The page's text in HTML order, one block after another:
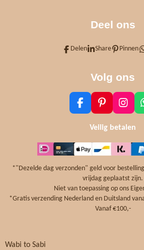
Deel ons
Delen Share Pinnen
Volg ons
F
a
b
o
P
i
n
e
r
e
t
I
n
s
a
g
Veilig betalen
*"Dezelde dag verzonden" geld voor
vrijdag geplaatst zijn.
Niet van toepassing op ons
*Gratis verzending Nederland en Duitsland
Vanaf €100,-
Wabi to Sabi